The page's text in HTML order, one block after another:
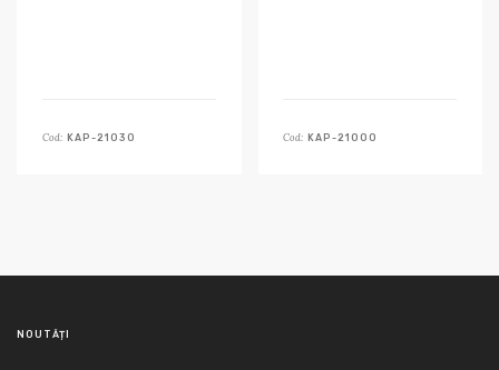
Cod: KAP-21030 Cod: KAP-21000
NOUTĂȚI